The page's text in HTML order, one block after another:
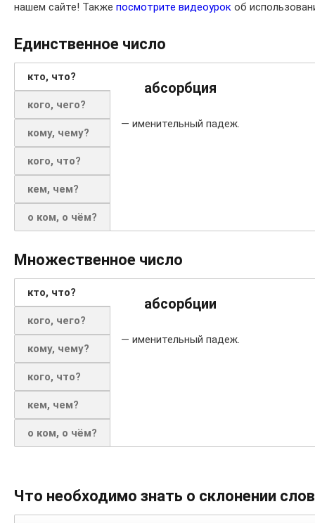
нашем сайте! Также посмотрите видеоурок об
Единственное число
кто, что?
кого, чего?
кому, чему?
кого, что?
кем, чем?
о ком, о чём?
абсорбция
— именительный падеж.
Множественное число
кто, что?
кого, чего?
кому, чему?
кого, что?
кем, чем?
о ком, о чём?
абсорбции
— именительный падеж.
Что необходимо знать о склонении